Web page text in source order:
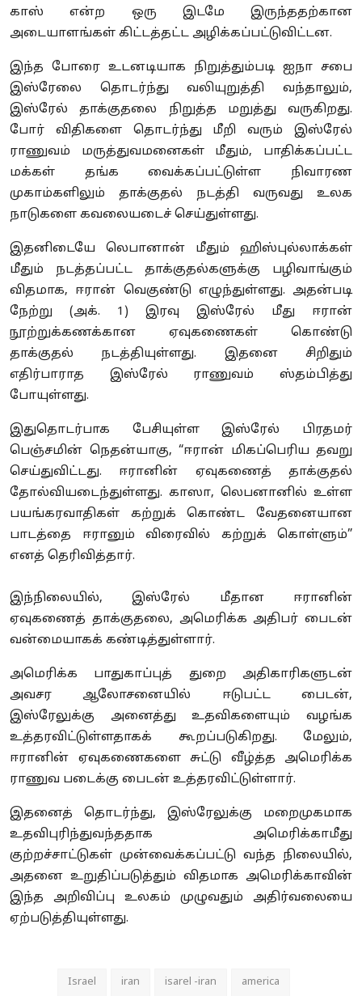
காஸ் என்ற ஒரு இடமே இருந்ததற்கான
அடையாளங்கள் கிட்டத்தட்ட அழிக்கப்பட்டுவிட்டன.
இந்த போரை உடனடியாக நிறுத்தும்படி ஐநா சபை
இஸ்ரேலை தொடர்ந்து வலியுறுத்தி வந்தாலும்,
இஸ்ரேல் தாக்குதலை நிறுத்த மறுத்து வருகிறது.
போர் விதிகளை தொடர்ந்து மீறி வரும் இஸ்ரேல்
ராணுவம் மருத்துவமனைகள் மீதும், பாதிக்கப்பட்ட
மக்கள் தங்க வைக்கப்பட்டுள்ள நிவாரண
முகாம்களிலும் தாக்குதல் நடத்தி வருவது உலக
நாடுகளை கவலையடைச் செய்துள்ளது.
இதனிடையே லெபானான் மீதும் ஹிஸ்புல்லாக்கள்
மீதும் நடத்தப்பட்ட தாக்குதல்களுக்கு பழிவாங்கும்
விதமாக, ஈரான் வெகுண்டு எழுந்துள்ளது. அதன்படி
நேற்று (அக். 1) இரவு இஸ்ரேல் மீது ஈரான்
நூற்றுக்கணக்கான ஏவுகணைகள் கொண்டு
தாக்குதல் நடத்தியுள்ளது. இதனை சிறிதும்
எதிர்பாராத இஸ்ரேல் ராணுவம் ஸ்தம்பித்து
போயுள்ளது.
இதுதொடர்பாக பேசியுள்ள இஸ்ரேல் பிரதமர்
பெஞ்சமின் நெதன்யாகு, “ஈரான் மிகப்பெரிய தவறு
செய்துவிட்டது. ஈரானின் ஏவுகணைத் தாக்குதல்
தோல்வியடைந்துள்ளது. காஸா, லெபனானில் உள்ள
பயங்கரவாதிகள் கற்றுக் கொண்ட வேதனையான
பாடத்தை ஈரானும் விரைவில் கற்றுக் கொள்ளும்”
எனத் தெரிவித்தார்.
இந்நிலையில், இஸ்ரேல் மீதான ஈரானின்
ஏவுகணைத் தாக்குதலை, அமெரிக்க அதிபர் பைடன்
வன்மையாகக் கண்டித்துள்ளார்.
அமெரிக்க பாதுகாப்புத் துறை அதிகாரிகளுடன்
அவசர ஆலோசனையில் ஈடுபட்ட பைடன்,
இஸ்ரேலுக்கு அனைத்து உதவிகளையும் வழங்க
உத்தரவிட்டுள்ளதாகக் கூறப்படுகிறது. மேலும்,
ஈரானின் ஏவுகணைகளை சுட்டு வீழ்த்த அமெரிக்க
ராணுவ படைக்கு பைடன் உத்தரவிட்டுள்ளார்.
இதனைத் தொடர்ந்து, இஸ்ரேலுக்கு மறைமுகமாக
உதவிபுரிந்துவந்ததாக அமெரிக்காமீது
குற்றச்சாட்டுகள் முன்வைக்கப்பட்டு வந்த நிலையில்,
அதனை உறுதிப்படுத்தும் விதமாக அமெரிக்காவின்
இந்த அறிவிப்பு உலகம் முழுவதும் அதிர்வலையை
ஏற்படுத்தியுள்ளது.
Israel iran isarel -iran america